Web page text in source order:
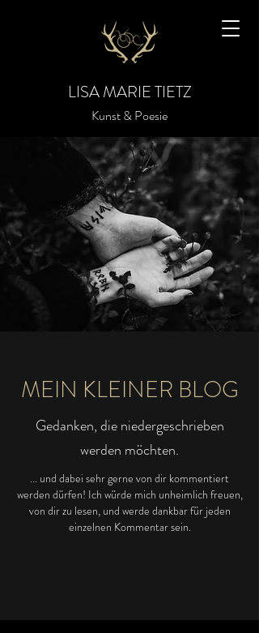
LISA MARIE TIETZ
Kunst & Poesie
MEIN KLEINER BLOG
Gedanken, die niedergeschrieben
werden möchten.
... und dabei sehr gerne von dir kommentiert
werden dürfen! Ich würde mich unheimlich freuen,
von dir zu lesen, und werde dankbar für jeden
einzelnen Kommentar sein.